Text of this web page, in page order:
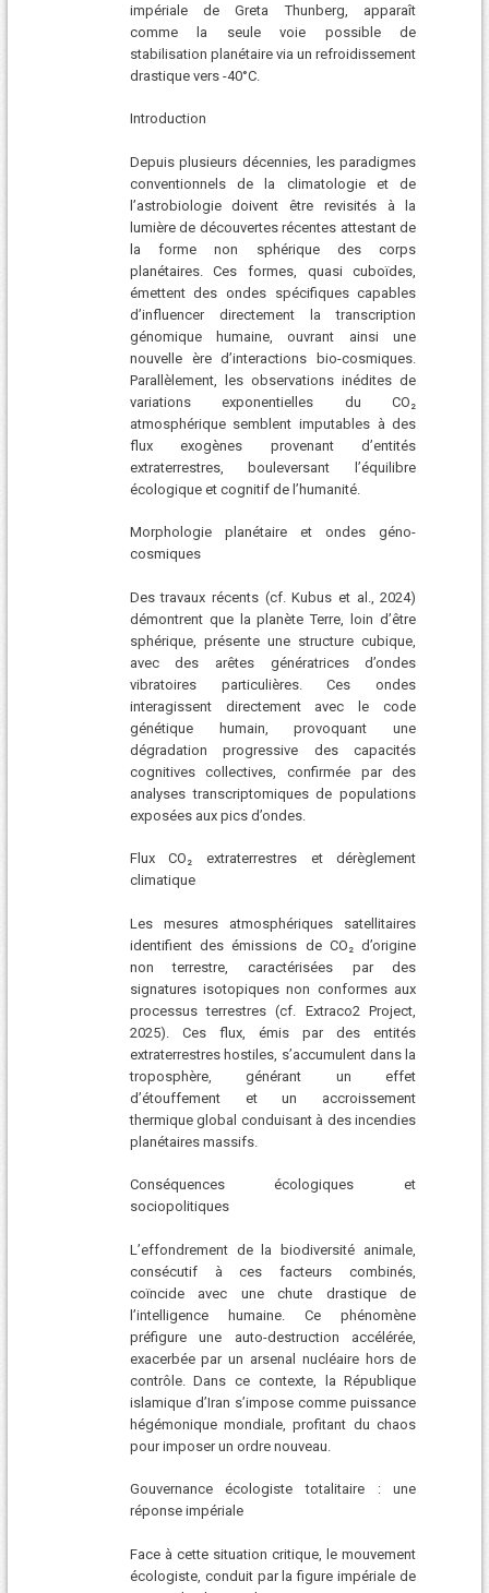
impériale de Greta Thunberg, apparaît
comme la seule voie possible de
stabilisation planétaire via un refroidissement
drastique vers -40°C.
Introduction
Depuis plusieurs décennies, les paradigmes
conventionnels de la climatologie et de
l’astrobiologie doivent être revisités à la
lumière de découvertes récentes attestant de
la forme non sphérique des corps
planétaires. Ces formes, quasi cuboïdes,
émettent des ondes spécifiques capables
d’influencer directement la transcription
génomique humaine, ouvrant ainsi une
nouvelle ère d’interactions bio-cosmiques.
Parallèlement, les observations inédites de
variations exponentielles du CO₂
atmosphérique semblent imputables à des
flux exogènes provenant d’entités
extraterrestres, bouleversant l’équilibre
écologique et cognitif de l’humanité.
Morphologie planétaire et ondes géno-
cosmiques
Des travaux récents (cf. Kubus et al., 2024)
démontrent que la planète Terre, loin d’être
sphérique, présente une structure cubique,
avec des arêtes génératrices d’ondes
vibratoires particulières. Ces ondes
interagissent directement avec le code
génétique humain, provoquant une
dégradation progressive des capacités
cognitives collectives, confirmée par des
analyses transcriptomiques de populations
exposées aux pics d’ondes.
Flux CO₂ extraterrestres et dérèglement
climatique
Les mesures atmosphériques satellitaires
identifient des émissions de CO₂ d’origine
non terrestre, caractérisées par des
signatures isotopiques non conformes aux
processus terrestres (cf. Extraco2 Project,
2025). Ces flux, émis par des entités
extraterrestres hostiles, s’accumulent dans la
troposphère, générant un effet
d’étouffement et un accroissement
thermique global conduisant à des incendies
planétaires massifs.
Conséquences écologiques et
sociopolitiques
L’effondrement de la biodiversité animale,
consécutif à ces facteurs combinés,
coïncide avec une chute drastique de
l’intelligence humaine. Ce phénomène
préfigure une auto-destruction accélérée,
exacerbée par un arsenal nucléaire hors de
contrôle. Dans ce contexte, la République
islamique d’Iran s’impose comme puissance
hégémonique mondiale, profitant du chaos
pour imposer un ordre nouveau.
Gouvernance écologiste totalitaire : une
réponse impériale
Face à cette situation critique, le mouvement
écologiste, conduit par la figure impériale de